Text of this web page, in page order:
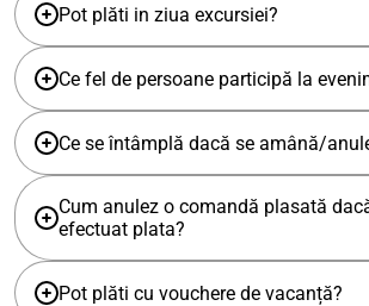
Pot plăti in ziua excursiei?
Ce fel de persoane participă la
Ce se întâmplă dacă se amână/
Cum anulez o comandă plasată
efectuat plata?
Pot plăti cu vouchere de vacanță?